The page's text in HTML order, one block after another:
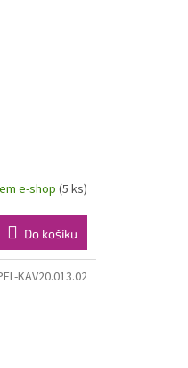
e-shop(5 ks)
Do košíku
KAV20.013.02